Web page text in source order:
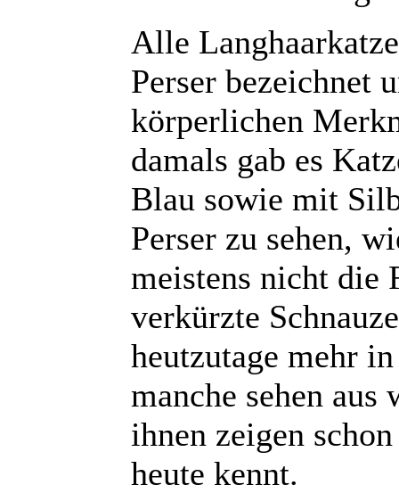
Alle
Perser bezeichnet
körperlichen
damals gab es
Blau sowie mit
Perser zu sehen,
meistens nicht die
verkürzte
heutzutage mehr
manche sehen
ihnen zeigen
heute kennt.